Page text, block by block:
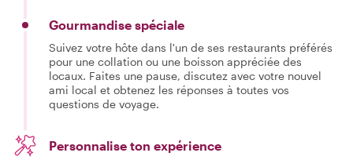
Gourmandise spéciale
Suivez votre hôte dans l'un de ses restaurants préférés
pour une collation ou une boisson appréciée des
locaux. Faites une pause, discutez avec votre nouvel
ami local et obtenez les réponses à toutes vos
questions de voyage.
Personnalise ton expérience